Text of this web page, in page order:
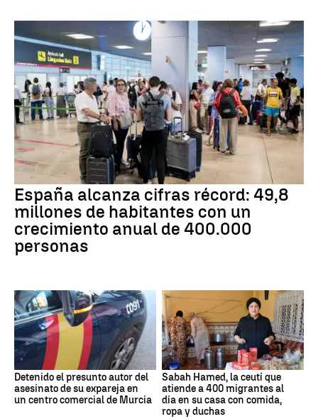
España alcanza cifras récord: 49,8
millones de habitantes con un
crecimiento anual de 400.000
personas
Detenido el presunto autor del
asesinato de su expareja en
un centro comercial de Murcia
Sabah Hamed, la ceutí que
atiende a 400 migrantes al
día en su casa con comida,
ropa y duchas